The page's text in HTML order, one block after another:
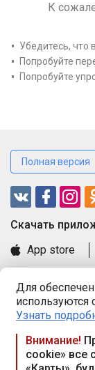
Для
используются
Узнать
Внимание!
cookie» все
К
Убедитесь, что
Попробуйте
Попробуйте
Полная версия
Cкачать
App store
Книга
Правила и
Praca.by ©
Республика
117а, пом. № 9.